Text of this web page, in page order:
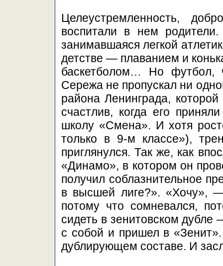
Целеустремленность,
воспитали в нем
занимавшаяся легкой
детстве — плаванием и
баскетболом… Но футбол,
Сережа не пропускал ни
района Ленинграда,
счастлив, когда его
школу «Смена». И хотя
только в 9-м классе»),
приглянулся. Так же, как
«Динамо», в котором он
получил соблазнительное
в высшей лиге?». «Хочу»,
потому что сомневался,
сидеть в зенитовском
с собой и пришел в
дублирующем составе. И